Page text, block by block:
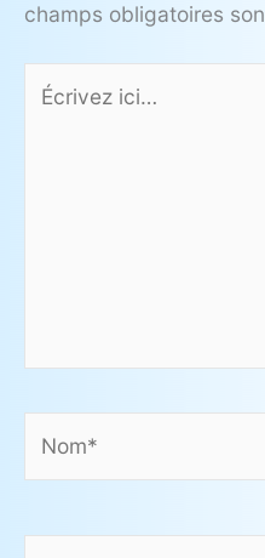
champs obligatoires
Écrivez
ici…